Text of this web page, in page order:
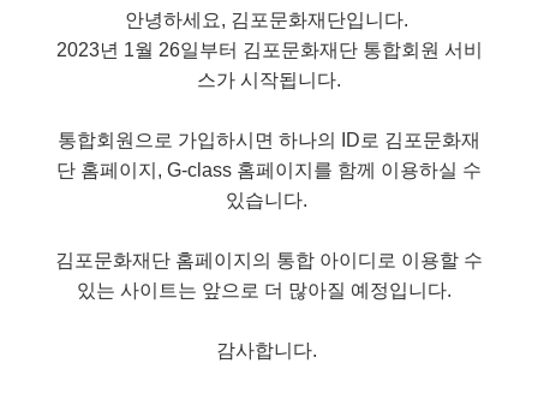
안녕하세요, 김포문화재단입니다.
2023년 1월 26일부터 김포문화재단 통합회원 서비
스가 시작됩니다.
통합회원으로 가입하시면 하나의 ID로 김포문화재
단 홈페이지, G-class 홈페이지를 함께 이용하실 수
있습니다.
김포문화재단 홈페이지의 통합 아이디로 이용할 수
있는 사이트는 앞으로 더 많아질 예정입니다.
감사합니다.